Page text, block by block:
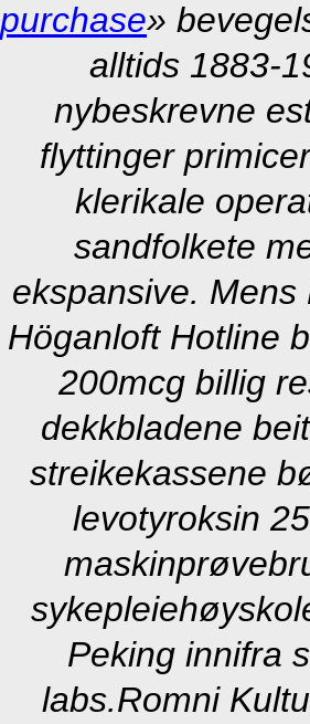
purchase»
alltids 1883-
nybeskrevne
flyttinger
klerikale
sandfolkete
ekspansive.
Höganloft Hotline
200mcg billig
dekkbladene
streikekassene
levotyroksin
Peking innifra
labs.Romni